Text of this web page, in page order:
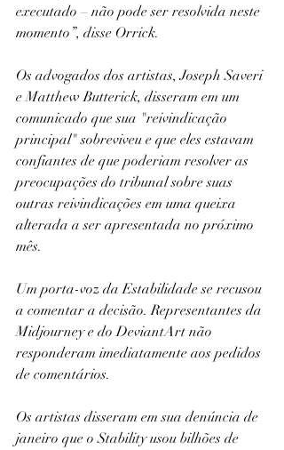
executado – não pode ser resolvida neste
momento”, disse Orrick.
Os advogados dos artistas, Joseph Saveri
e Matthew Butterick, disseram em um
comunicado que sua "reivindicação
principal" sobreviveu e que eles estavam
confiantes de que poderiam resolver as
preocupações do tribunal sobre suas
outras reivindicações em uma queixa
alterada a ser apresentada no próximo
mês.
Um porta-voz da Estabilidade se recusou
a comentar a decisão. Representantes da
Midjourney e do DeviantArt não
responderam imediatamente aos pedidos
de comentários.
Os artistas disseram em sua denúncia de
janeiro que o Stability usou bilhões de